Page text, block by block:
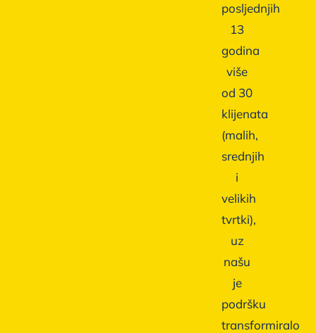
posljednjih
13
godina
više
od 30
klijenata
(malih,
srednjih
i
velikih
tvrtki),
uz
našu
je
podršku
transformiralo